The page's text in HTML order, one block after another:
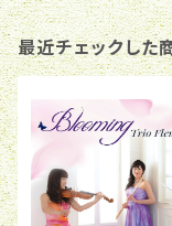
最近チェックした